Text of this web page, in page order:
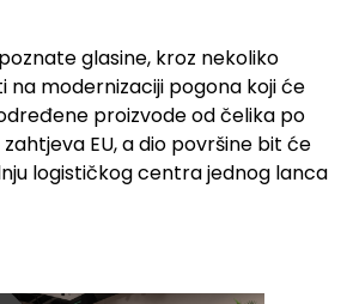
glasine, kroz nekoliko
na modernizaciji pogona koji će
proizvode od čelika po
EU, a dio površine bit će
logističkog centra jednog lanca